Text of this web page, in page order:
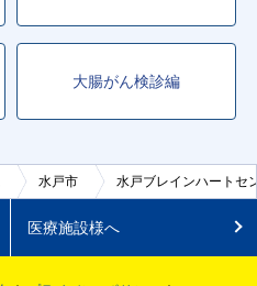
大腸がん検診編
水戸市 水戸ブレインハートセ
医療施設様へ